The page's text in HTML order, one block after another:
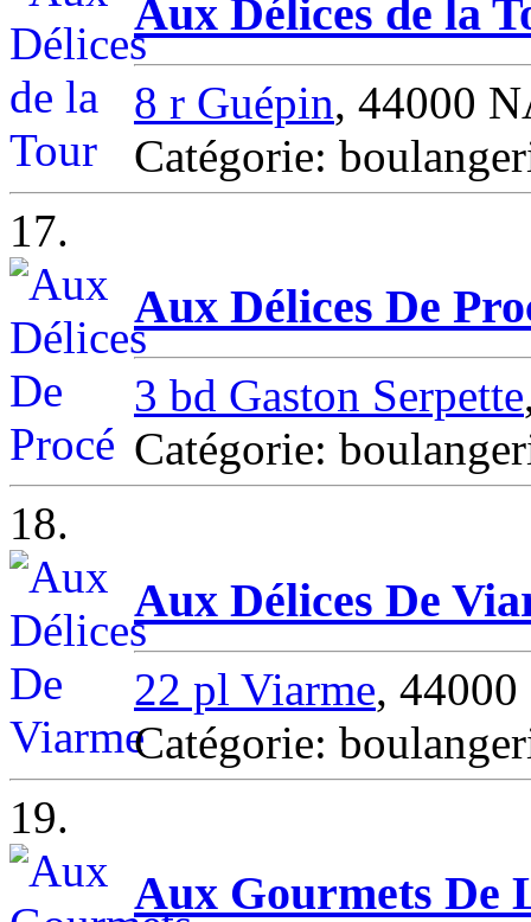
Aux Délices de la
8 r Guépin, 44000
Catégorie:
17.
Aux Délices De
3 bd Gaston Serpette
Catégorie:
18.
Aux Délices De
22 pl Viarme,
Catégorie:
19.
Aux Gourmets De